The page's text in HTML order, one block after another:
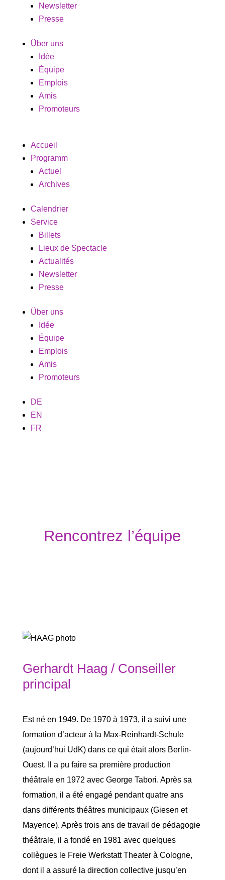
Newsletter
Presse
Über uns
Idée
Équipe
Emplois
Amis
Promoteurs
Accueil
Programm
Actuel
Archives
Calendrier
Service
Billets
Lieux de Spectacle
Actualités
Newsletter
Presse
Über uns
Idée
Équipe
Emplois
Amis
Promoteurs
DE
EN
FR
Rencontrez l’équipe
Gerhardt Haag / Conseiller
principal
Est né en 1949. De 1970 à 1973, il a suivi une
formation d’acteur à la Max-Reinhardt-Schule
(aujourd’hui UdK) dans ce qui était alors Berlin-
Ouest. Il a pu faire sa première production
théâtrale en 1972 avec George Tabori. Après sa
formation, il a été engagé pendant quatre ans
dans différents théâtres municipaux (Giesen et
Mayence). Après trois ans de travail de pédagogie
théâtrale, il a fondé en 1981 avec quelques
collègues le Freie Werkstatt Theater à Cologne,
dont il a assuré la direction collective jusqu’en